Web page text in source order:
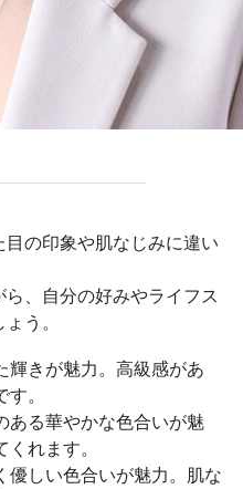
の印象や肌なじみに違い
、自分の好みやライフス
う。
輝きが魅力。高級感があ
。
ある華やかな色合いが魅
れます。
優しい色合いが魅力。肌な